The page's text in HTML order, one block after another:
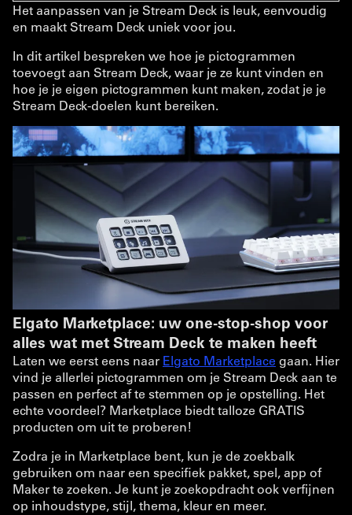
Het aanpassen van je Stream Deck is leuk, eenvoudig
en maakt Stream Deck uniek voor jou.
In dit artikel bespreken we hoe je pictogrammen
toevoegt aan Stream Deck, waar je ze kunt vinden en
hoe je je eigen pictogrammen kunt maken, zodat je je
Stream Deck-doelen kunt bereiken.
Elgato Marketplace: uw one-stop-shop voor
alles wat met Stream Deck te maken heeft
Laten we eerst eens naar Elgato Marketplace gaan. Hier
vind je allerlei pictogrammen om je Stream Deck aan te
passen en perfect af te stemmen op je opstelling. Het
echte voordeel? Marketplace biedt talloze GRATIS
producten om uit te proberen!
Zodra je in Marketplace bent, kun je de zoekbalk
gebruiken om naar een specifiek pakket, spel, app of
Maker te zoeken. Je kunt je zoekopdracht ook verfijnen
op inhoudstype, stijl, thema, kleur en meer.